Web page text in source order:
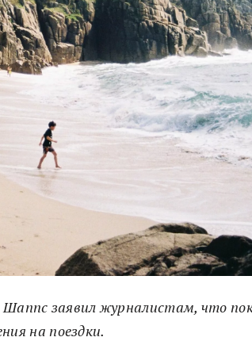
заявил журналистам, что
на поездки.